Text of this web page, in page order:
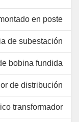
en poste
de subestación
bobina fundida
de distribución
transformador